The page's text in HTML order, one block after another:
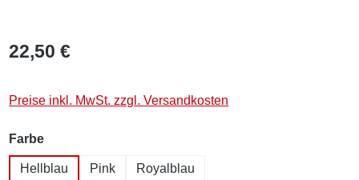
22,50 €
Preise inkl. MwSt. zzgl. Versandkosten
Farbeauswählen
Hellblau Pink Royalblau